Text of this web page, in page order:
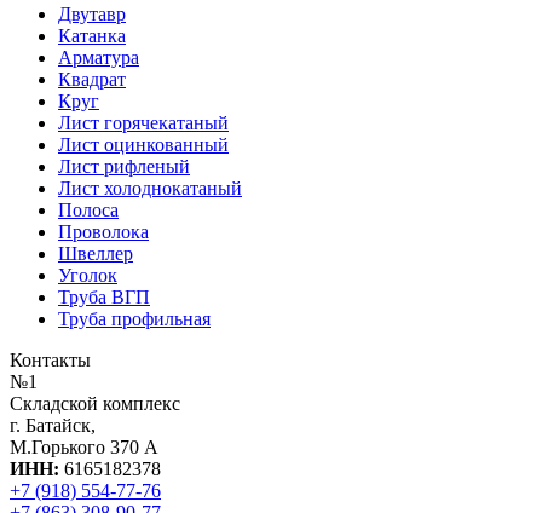
Двутавр
Катанка
Арматура
Квадрат
Круг
Лист горячекатаный
Лист оцинкованный
Лист рифленый
Лист холоднокатаный
Полоса
Проволока
Швеллер
Уголок
Труба ВГП
Труба профильная
Контакты
№1
Складской комплекс
г. Батайск,
М.Горького 370 А
ИНН: 6165182378
+7 (918) 554-77-76